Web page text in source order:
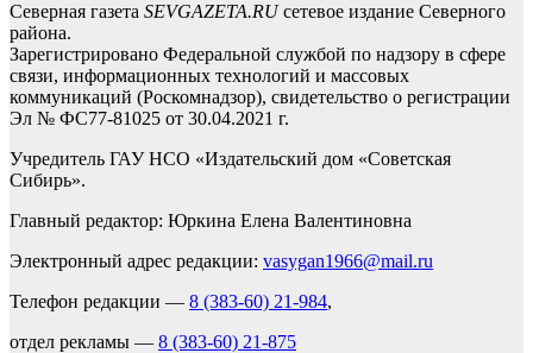
Северная газета SEVGAZETA.RUсетевое издание Северного
района.
Зарегистрировано Федеральной службой по надзору в сфере
связи, информационных технологий и массовых
коммуникаций (Роскомнадзор), свидетельство о регистрации
Эл № ФС77-81025 от 30.04.2021 г.
Учредитель ГАУ НСО «Издательский дом «Советская
Сибирь».
Главный редактор: Юркина Елена Валентиновна
Электронный адрес редакции: vasygan1966@mail.ru
Телефон редакции — 8 (383-60) 21-984,
отдел рекламы — 8 (383-60) 21-875